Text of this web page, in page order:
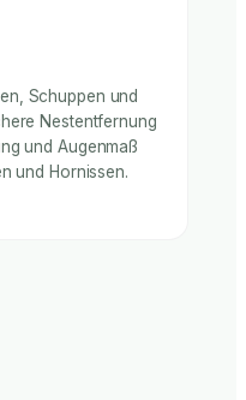
Schuppen und
Nestentfernung
und Augenmaß
und Hornissen.